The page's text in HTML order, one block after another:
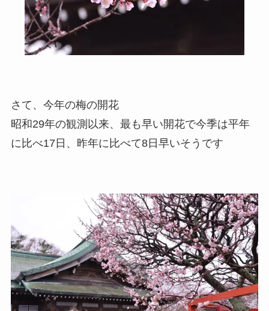
さて、今年の梅の開花
昭和29年の観測以来、最も早い開花で今季は平年
に比べ17日、昨年に比べて8日早いそうです